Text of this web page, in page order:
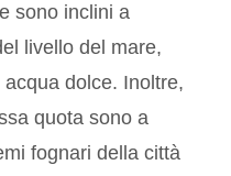
sono inclini a
livello del mare,
dolce. Inoltre,
quota sono a
fognari della città